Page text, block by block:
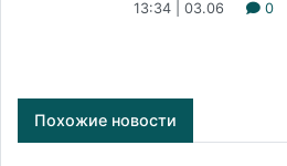
13:34 | 03.06 0
Похожие новости